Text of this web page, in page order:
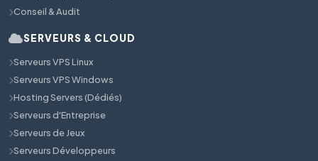
Conseil & Audit
SERVEURS & CLOUD
Serveurs VPS Linux
Serveurs VPS Windows
Hosting Servers (Dédiés)
Serveurs d'Entreprise
Serveurs de Jeux
Serveurs Développeurs